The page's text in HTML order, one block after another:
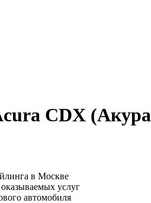
CDX
в Москве
услуг
автомобиля